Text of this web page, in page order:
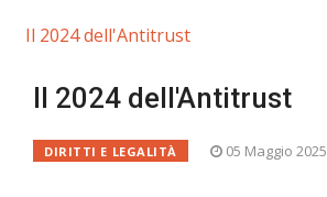
Il 2024 dell'Antitrust
Il 2024 dell'Antitrust
DIRITTI E LEGALITÀ 05 Maggio 2025